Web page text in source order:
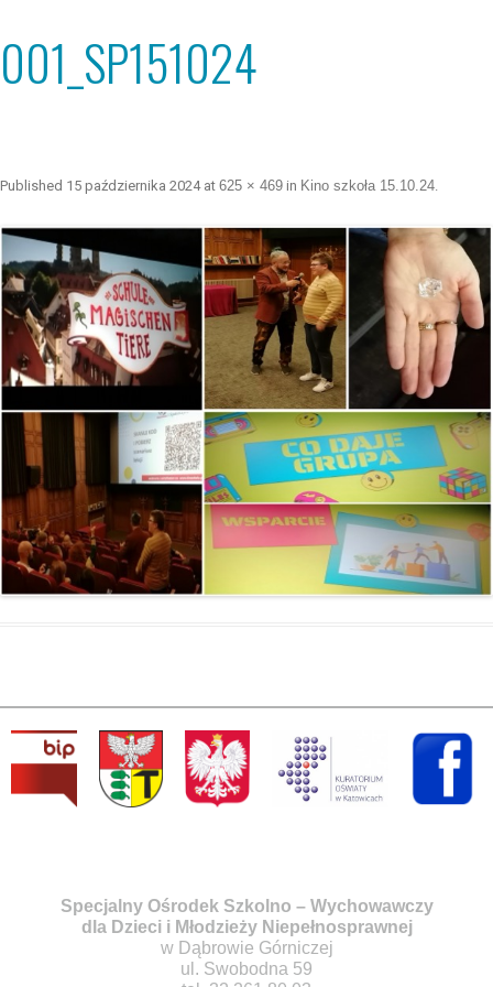
001_SP151024
Published 15 października 2024at 625 × 469 in Kino szkoła 15.10.24.
Specjalny Ośrodek Szkolno – Wychowawczy
dla Dzieci i Młodzieży Niepełnosprawnej
w Dąbrowie Górniczej
ul. Swobodna 59